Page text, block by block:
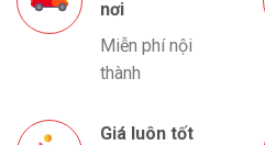
nơi
Miễn phí nội
thành
Giá luôn tốt